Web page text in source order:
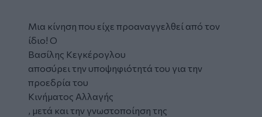
Μια κίνηση που είχε προαναγγελθεί από τον
ίδιο! Ο
Βασίλης Κεγκέρογλου
αποσύρει την υποψηφιότητά του για την
προεδρία του
Κινήματος Αλλαγής
, μετά και την γνωστοποίηση της